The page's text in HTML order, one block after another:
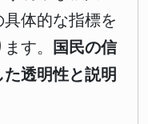
体的な指標を
す。
国民の信
透明性と説明